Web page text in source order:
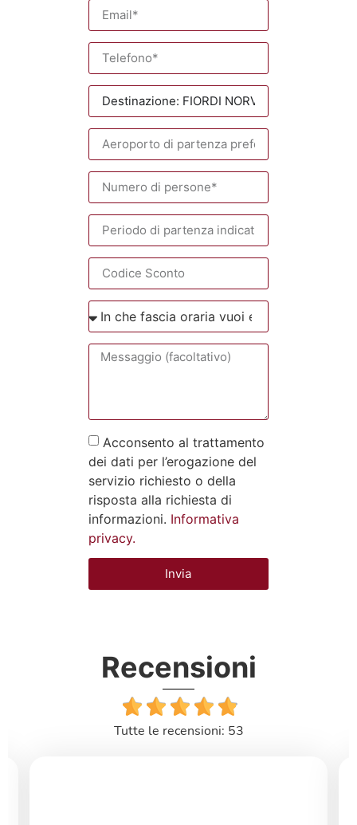
Acconsento al trattamento
dei dati per l’erogazione del
servizio richiesto o della
risposta alla richiesta di
informazioni. Informativa
privacy.
Invia
Recensioni
Tutte le recensioni: 53